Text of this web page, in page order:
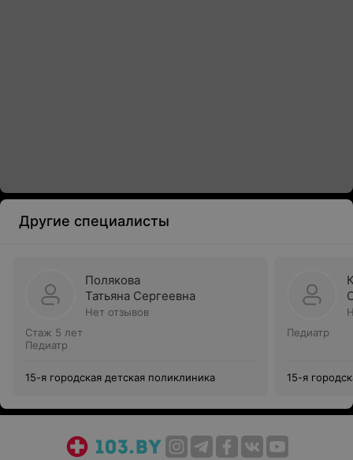
Другие специалисты
Полякова
Татьяна Сергеевна
Нет отзывов
Стаж 5 лет
Педиатр
15-я городская детская поликлиника
Педиатр
15-я